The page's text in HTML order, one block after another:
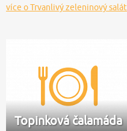
více o Trvanlivý zeleninový salát
Topinková čalamáda